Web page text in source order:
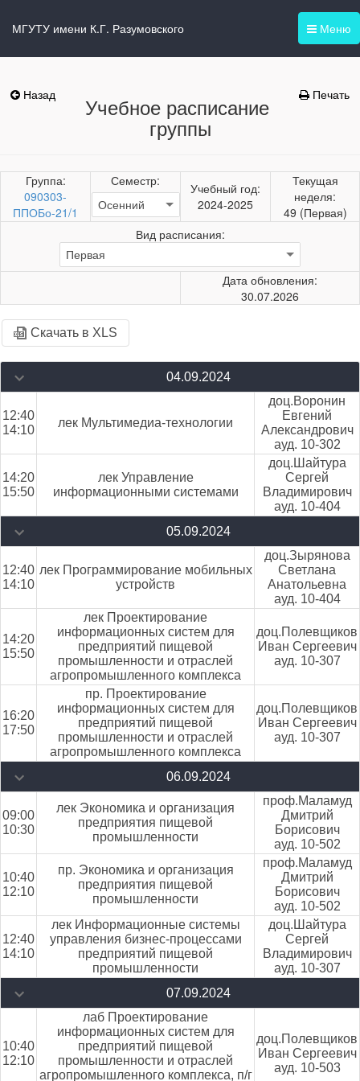
Меню
МГУТУ имени К.Г. Разумовского
Назад Печать
Учебное расписание
группы
Группа:
090303-
ППОБо-21/1
Семестр:
Учебный год:
2024-2025
Текущая
неделя:
49 (Первая)
Вид расписания:
Дата обновления:
30.07.2026
Скачать в XLS
04.09.2024
12:40
14:10
лек Мультимедиа-технологии
доц.Воронин
Евгений
Александрович
ауд. 10-302
14:20
15:50
лек Управление
информационными системами
доц.Шайтура
Сергей
Владимирович
ауд. 10-404
05.09.2024
12:40
14:10
лек Программирование мобильных
устройств
доц.Зырянова
Светлана
Анатольевна
ауд. 10-404
14:20
15:50
лек Проектирование
информационных систем для
предприятий пищевой
промышленности и отраслей
агропромышленного комплекса
доц.Полевщиков
Иван Сергеевич
ауд. 10-307
16:20
17:50
пр. Проектирование
информационных систем для
предприятий пищевой
промышленности и отраслей
агропромышленного комплекса
доц.Полевщиков
Иван Сергеевич
ауд. 10-307
06.09.2024
09:00
10:30
лек Экономика и организация
предприятия пищевой
промышленности
проф.Маламуд
Дмитрий
Борисович
ауд. 10-502
10:40
12:10
пр. Экономика и организация
предприятия пищевой
промышленности
проф.Маламуд
Дмитрий
Борисович
ауд. 10-502
12:40
14:10
лек Информационные системы
управления бизнес-процессами
предприятий пищевой
промышленности
доц.Шайтура
Сергей
Владимирович
ауд. 10-307
07.09.2024
10:40
12:10
лаб Проектирование
информационных систем для
предприятий пищевой
промышленности и отраслей
агропромышленного комплекса, п/г
доц.Полевщиков
Иван Сергеевич
ауд. 10-503